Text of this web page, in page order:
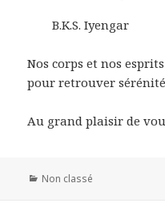
B.K.S. Iyengar
Nos corps et nos
pour retrouver
Au grand plaisir de
Categories
Non classé